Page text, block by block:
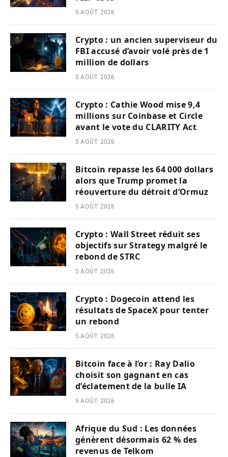
5 AOÛT 2026
Crypto : un ancien superviseur du
FBI accusé d’avoir volé près de 1
million de dollars
5 AOÛT 2026
Crypto : Cathie Wood mise 9,4
millions sur Coinbase et Circle
avant le vote du CLARITY Act
5 AOÛT 2026
Bitcoin repasse les 64 000 dollars
alors que Trump promet la
réouverture du détroit d’Ormuz
5 AOÛT 2026
Crypto : Wall Street réduit ses
objectifs sur Strategy malgré le
rebond de STRC
5 AOÛT 2026
Crypto : Dogecoin attend les
résultats de SpaceX pour tenter
un rebond
5 AOÛT 2026
Bitcoin face à l’or : Ray Dalio
choisit son gagnant en cas
d’éclatement de la bulle IA
5 AOÛT 2026
Afrique du Sud : Les données
génèrent désormais 62 % des
revenus de Telkom